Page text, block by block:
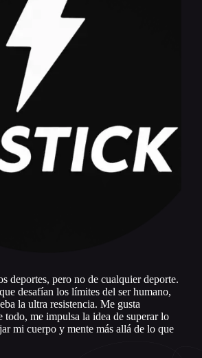
deportes, pero no de cualquier deporte.
desafían los límites del ser humano,
la ultra resistencia. Me gusta
todo, me impulsa la idea de superar lo
mi cuerpo y mente más allá de lo que